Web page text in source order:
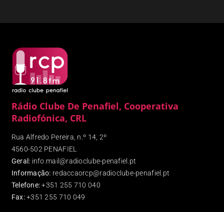
Rádio Clube De Penafiel, Cooperativa
Radiofónica, CRL
Rua Alfredo Pereira, n.º 14, 2º
4560-502 PENAFIEL
Geral: info.mail@radioclube-penafiel.pt
Informação: redaccaorcp@radioclube-penafiel.pt
Telefone: +351 255 710 040
Fax:+351 255 710 049